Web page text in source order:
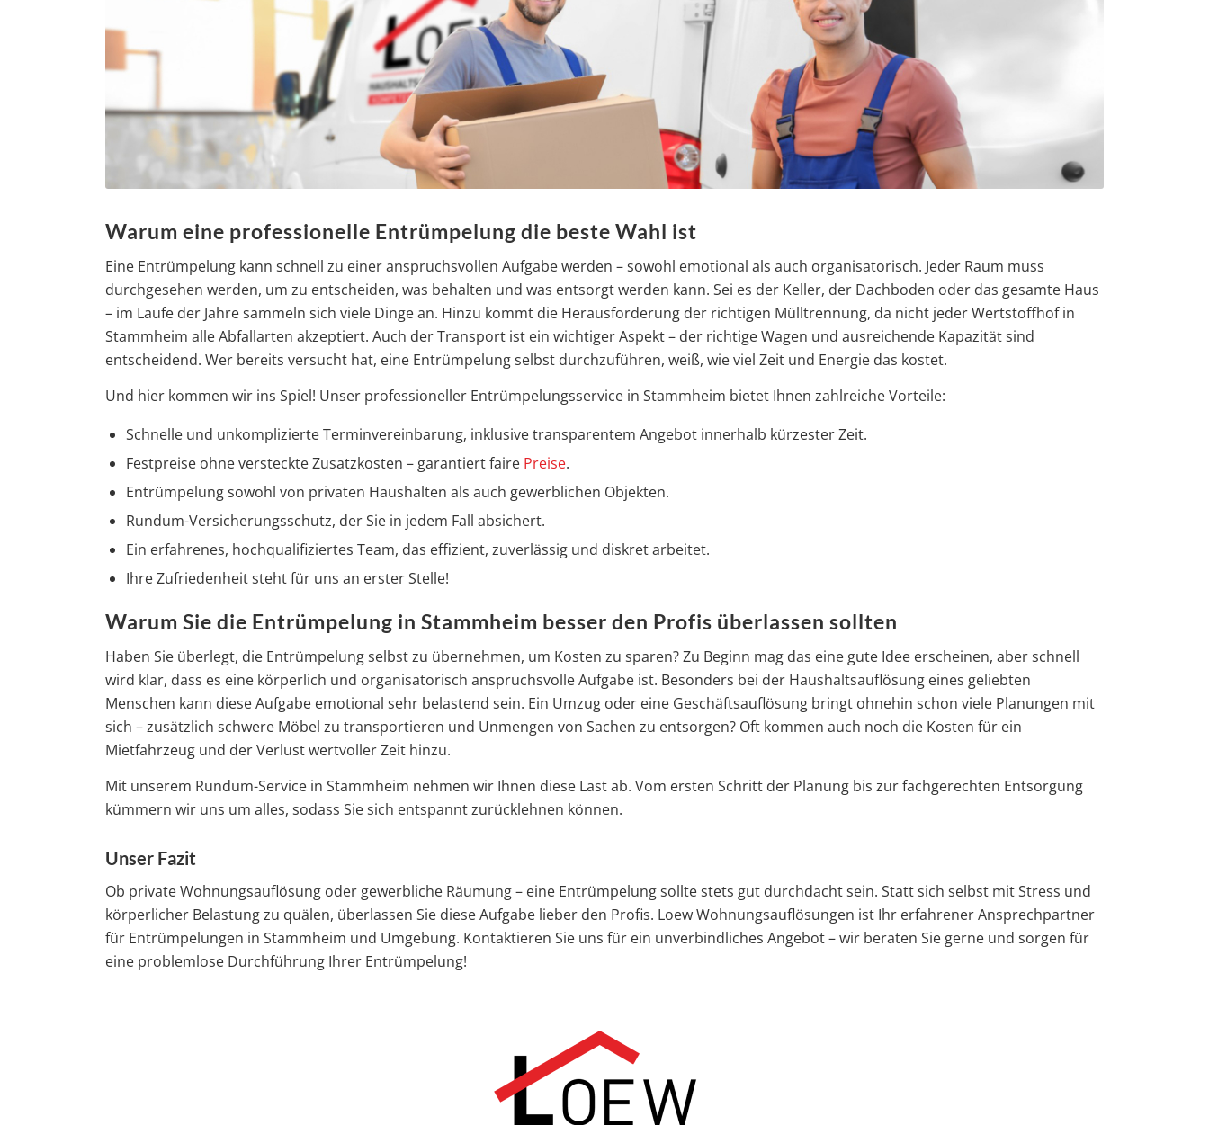
Warum eine professionelle Entrümpelung die beste Wahl ist
Eine Entrümpelung kann schnell zu einer anspruchsvollen Aufgabe werden – sowohl emotional als auch organisatorisch. Jeder Raum muss
durchgesehen werden, um zu entscheiden, was behalten und was entsorgt werden kann. Sei es der Keller, der Dachboden oder das gesamte Haus
– im Laufe der Jahre sammeln sich viele Dinge an. Hinzu kommt die Herausforderung der richtigen Mülltrennung, da nicht jeder Wertstoffhof in
Stammheim alle Abfallarten akzeptiert. Auch der Transport ist ein wichtiger Aspekt – der richtige Wagen und ausreichende Kapazität sind
entscheidend. Wer bereits versucht hat, eine Entrümpelung selbst durchzuführen, weiß, wie viel Zeit und Energie das kostet.
Und hier kommen wir ins Spiel! Unser professioneller Entrümpelungsservice in Stammheim bietet Ihnen zahlreiche Vorteile:
Schnelle und unkomplizierte Terminvereinbarung, inklusive transparentem Angebot innerhalb kürzester Zeit.
Festpreise ohne versteckte Zusatzkosten – garantiert faire Preise.
Entrümpelung sowohl von privaten Haushalten als auch gewerblichen Objekten.
Rundum-Versicherungsschutz, der Sie in jedem Fall absichert.
Ein erfahrenes, hochqualifiziertes Team, das effizient, zuverlässig und diskret arbeitet.
Ihre Zufriedenheit steht für uns an erster Stelle!
Warum Sie die Entrümpelung in Stammheim besser den Profis überlassen sollten
Haben Sie überlegt, die Entrümpelung selbst zu übernehmen, um Kosten zu sparen? Zu Beginn mag das eine gute Idee erscheinen, aber schnell
wird klar, dass es eine körperlich und organisatorisch anspruchsvolle Aufgabe ist. Besonders bei der Haushaltsauflösung eines geliebten
Menschen kann diese Aufgabe emotional sehr belastend sein. Ein Umzug oder eine Geschäftsauflösung bringt ohnehin schon viele Planungen mit
sich – zusätzlich schwere Möbel zu transportieren und Unmengen von Sachen zu entsorgen? Oft kommen auch noch die Kosten für ein
Mietfahrzeug und der Verlust wertvoller Zeit hinzu.
Mit unserem Rundum-Service in Stammheim nehmen wir Ihnen diese Last ab. Vom ersten Schritt der Planung bis zur fachgerechten Entsorgung
kümmern wir uns um alles, sodass Sie sich entspannt zurücklehnen können.
Unser Fazit
Ob private Wohnungsauflösung oder gewerbliche Räumung – eine Entrümpelung sollte stets gut durchdacht sein. Statt sich selbst mit Stress und
körperlicher Belastung zu quälen, überlassen Sie diese Aufgabe lieber den Profis. Loew Wohnungsauflösungen ist Ihr erfahrener Ansprechpartner
für Entrümpelungen in Stammheim und Umgebung. Kontaktieren Sie uns für ein unverbindliches Angebot – wir beraten Sie gerne und sorgen für
eine problemlose Durchführung Ihrer Entrümpelung!